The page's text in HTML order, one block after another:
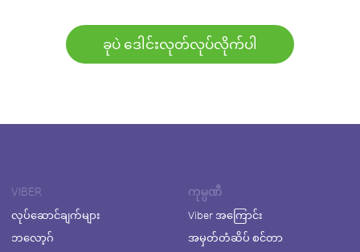
ခုပဲ ဒေါင်းလုတ်လုပ်လိုက်ပါ
VIBER
လုပ်ဆောင်ချက်များ
ဘလော့ဂ်
ကုမ္ပဏီ
Viber အကြောင်း
အမှတ်တံဆိပ် စင်တာ